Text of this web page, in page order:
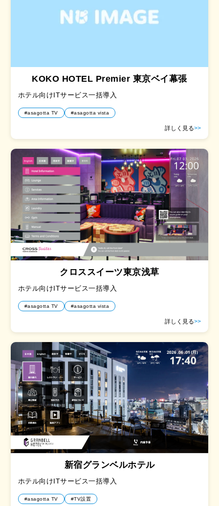
KOKO HOTEL Premier 東京ベイ幕張
ホテル向けITサービス一括導入
#asagotta TV #asagotta vista
詳しく見る>>
クロススイーツ東京浅草
ホテル向けITサービス一括導入
#asagotta TV #asagotta vista
詳しく見る>>
新宿グランベルホテル
ホテル向けITサービス一括導入
#asagotta TV #TV設置